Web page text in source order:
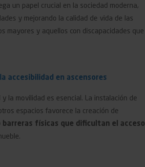
un papel crucial en la sociedad moderna,
y mejorando la calidad de vida de las
mayores y aquellos con discapacidades que
accesibilidad en ascensores
la movilidad es esencial. La instalación de
espacios favorece la creación de
físicas que dificultan el acceso